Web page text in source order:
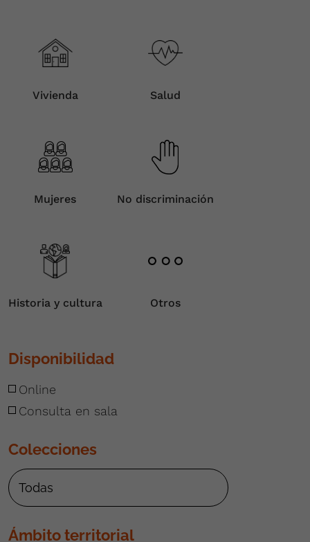
Vivienda Salud
Mujeres No discriminación
Historia y cultura Otros
Disponibilidad
Online
Consulta en sala
Colecciones
Ámbito territorial